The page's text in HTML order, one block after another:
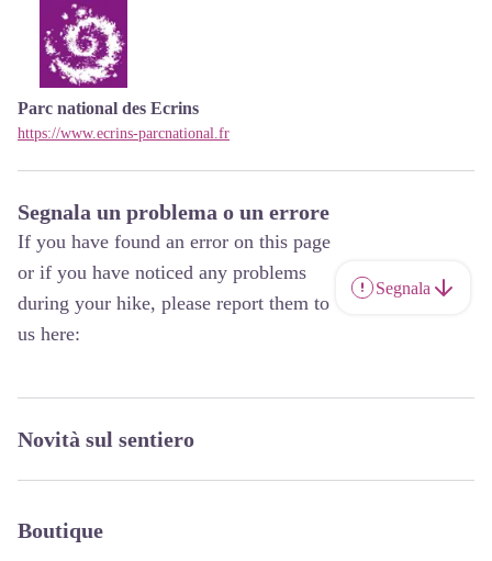
Parc national des Ecrins
https://www.ecrins-parcnational.fr
Segnala un problema o un errore
If you have found an error on this page
or if you have noticed any problems
during your hike, please report them to
us here:
Segnala
Novità sul sentiero
Boutique